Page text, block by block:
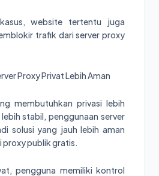
website tertentu juga
trafik dari server proxy
Proxy Privat Lebih Aman
membutuhkan privasi lebih
stabil, penggunaan server
solusi yang jauh lebih aman
publik gratis.
pengguna memiliki kontrol